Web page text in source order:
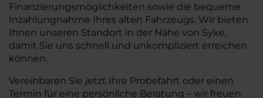
Finanzierungsmöglichkeiten sowie die bequeme
Inzahlungnahme Ihres alten Fahrzeugs. Wir bieten
Ihnen unseren Standort in der Nähe von Syke,
damit Sie uns schnell und unkompliziert erreichen
können.
Vereinbaren Sie jetzt Ihre Probefahrt oder einen
Termin für eine persönliche Beratung – wir freuen